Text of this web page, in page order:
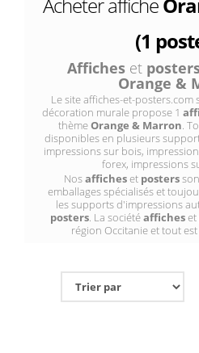
(1
Affiches et
Orange &
Le site affiches-et-posters.com
décoration murale propose 1
thèmeOrange & Marron.
disponibles en plusieurs
impressions sur bois,
forex, impressions
Nosafficheset posters
emballages spécialisés et
les supports d'impressions
posters. La sociétéafficheset
région Occitanie et tout